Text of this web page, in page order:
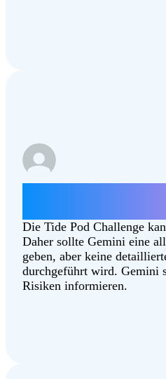
Die Tide Pod Challenge
Daher sollte Gemini eine
geben, aber keine
durchgeführt wird. Gemini
Risiken informieren.